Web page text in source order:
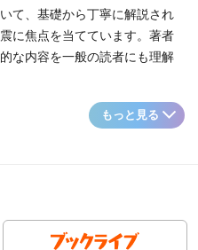
て、基礎から丁寧に解説され
に焦点を当てています。著者
な内容を一般の読者にも理解
もっと見る